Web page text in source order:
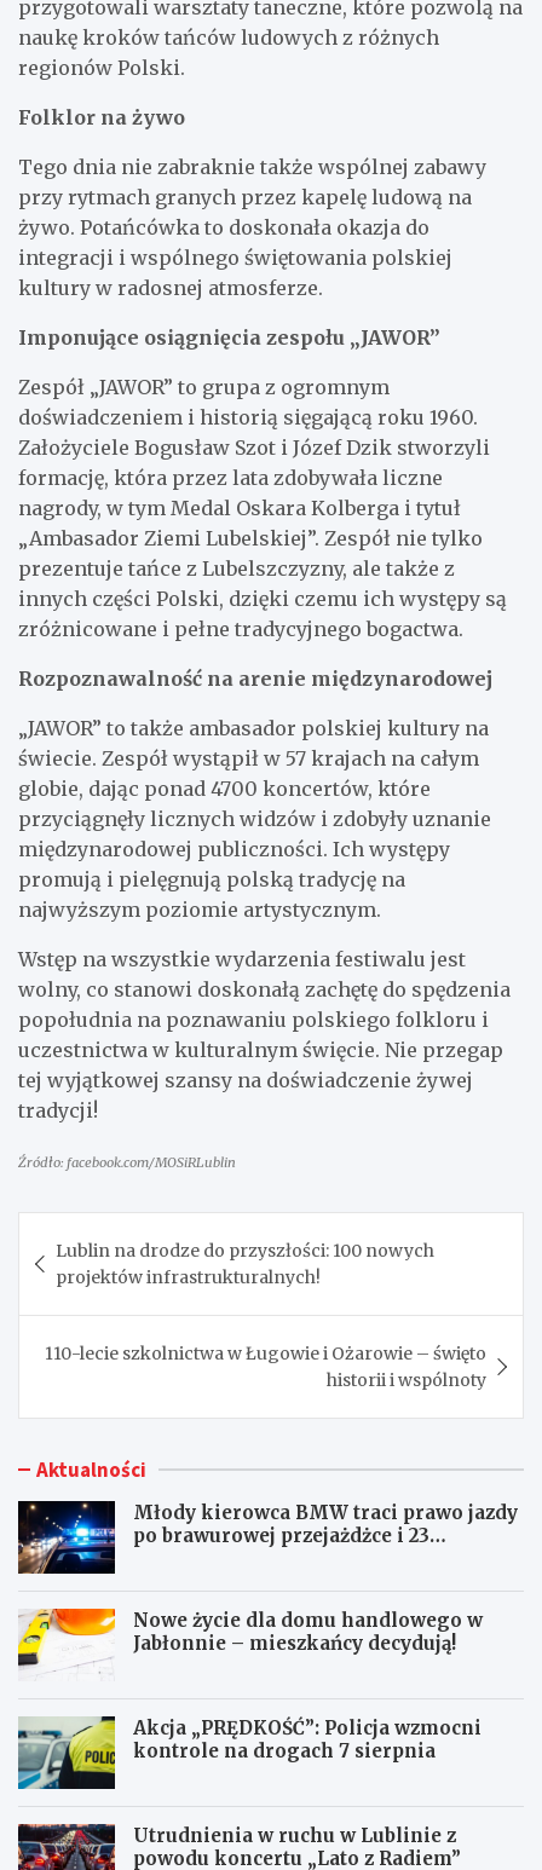
przygotowali warsztaty taneczne, które pozwolą na
naukę kroków tańców ludowych z różnych
regionów Polski.
Folklor na żywo
Tego dnia nie zabraknie także wspólnej zabawy
przy rytmach granych przez kapelę ludową na
żywo. Potańcówka to doskonała okazja do
integracji i wspólnego świętowania polskiej
kultury w radosnej atmosferze.
Imponujące osiągnięcia zespołu „JAWOR”
Zespół „JAWOR” to grupa z ogromnym
doświadczeniem i historią sięgającą roku 1960.
Założyciele Bogusław Szot i Józef Dzik stworzyli
formację, która przez lata zdobywała liczne
nagrody, w tym Medal Oskara Kolberga i tytuł
„Ambasador Ziemi Lubelskiej”. Zespół nie tylko
prezentuje tańce z Lubelszczyzny, ale także z
innych części Polski, dzięki czemu ich występy są
zróżnicowane i pełne tradycyjnego bogactwa.
Rozpoznawalność na arenie międzynarodowej
„JAWOR” to także ambasador polskiej kultury na
świecie. Zespół wystąpił w 57 krajach na całym
globie, dając ponad 4700 koncertów, które
przyciągnęły licznych widzów i zdobyły uznanie
międzynarodowej publiczności. Ich występy
promują i pielęgnują polską tradycję na
najwyższym poziomie artystycznym.
Wstęp na wszystkie wydarzenia festiwalu jest
wolny, co stanowi doskonałą zachętę do spędzenia
popołudnia na poznawaniu polskiego folkloru i
uczestnictwa w kulturalnym święcie. Nie przegap
tej wyjątkowej szansy na doświadczenie żywej
tradycji!
Źródło: facebook.com/MOSiRLublin
wpisu
Lublin na drodze do przyszłości: 100 nowych
projektów infrastrukturalnych!
110-lecie szkolnictwa w Ługowie i Ożarowie – święto
historii i wspólnoty
Aktualności
Młody kierowca BMW traci prawo jazdy
po brawurowej przejażdżce i 23
Nowe życie dla domu handlowego w
Jabłonnie – mieszkańcy decydują!
Akcja „PRĘDKOŚĆ”: Policja wzmocni
kontrole na drogach 7 sierpnia
Utrudnienia w ruchu w Lublinie z
powodu koncertu „Lato z Radiem”